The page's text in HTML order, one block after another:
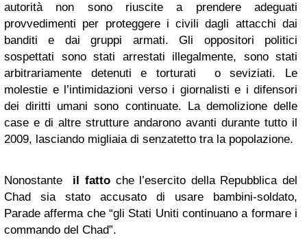
autorità non sono riuscite a prendere adeguati
provvedimenti per proteggere i civili dagli attacchi dai
banditi e dai gruppi armati. Gli oppositori politici
sospettati sono stati arrestati illegalmente, sono stati
arbitrariamente detenuti e torturati o seviziati. Le
molestie e l’intimidazioni verso i giornalisti e i difensori
dei diritti umani sono continuate. La demolizione delle
case e di altre strutture andarono avanti durante tutto il
2009, lasciando migliaia di senzatetto tra la popolazione.
Nonostante il fattoche l’esercito della Repubblica del
Chad sia stato accusato di usare bambini-soldato,
Parade afferma che “gli Stati Uniti continuano a formare i
commando del Chad”.